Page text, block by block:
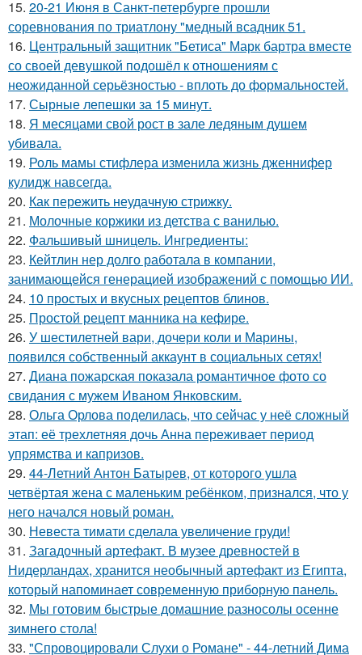
15. 20-21 Июня в Санкт-петербурге прошли
соревнования по триатлону "медный всадник 51.
16. Центральный защитник "Бетиса" Марк бартра вместе
со своей девушкой подошёл к отношениям с
неожиданной серьёзностью - вплоть до формальностей.
17. Сырные лепешки за 15 минут.
18. Я месяцами свой рост в зале ледяным душем
убивала.
19. Роль мамы стифлера изменила жизнь дженнифер
кулидж навсегда.
20. Как пережить неудачную стрижку.
21. Молочные коржики из детства с ванилью.
22. Фальшивый шницель. Ингредиенты:
23. Кейтлин нер долго работала в компании,
занимающейся генерацией изображений с помощью ИИ.
24. 10 простых и вкусных рецептов блинов.
25. Простой рецепт манника на кефире.
26. У шестилетней вари, дочери коли и Марины,
появился собственный аккаунт в социальных сетях!
27. Диана пожарская показала романтичное фото со
свидания с мужем Иваном Янковским.
28. Ольга Орлова поделилась, что сейчас у неё сложный
этап: её трехлетняя дочь Анна переживает период
упрямства и капризов.
29. 44-Летний Антон Батырев, от которого ушла
четвёртая жена с маленьким ребёнком, признался, что у
него начался новый роман.
30. Невеста тимати сделала увеличение груди!
31. Загадочный артефакт. В музее древностей в
Нидерландах, хранится необычный артефакт из Египта,
который напоминает современную приборную панель.
32. Мы готовим быстрые домашние разносолы осенне
зимнего стола!
33. "Спровоцировали Слухи о Романе" - 44-летний Дима